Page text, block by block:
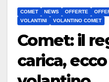
COMET NEWS OFFERTE
VOLANTINI
VOLANTINO COMET
Comet: il
carica,